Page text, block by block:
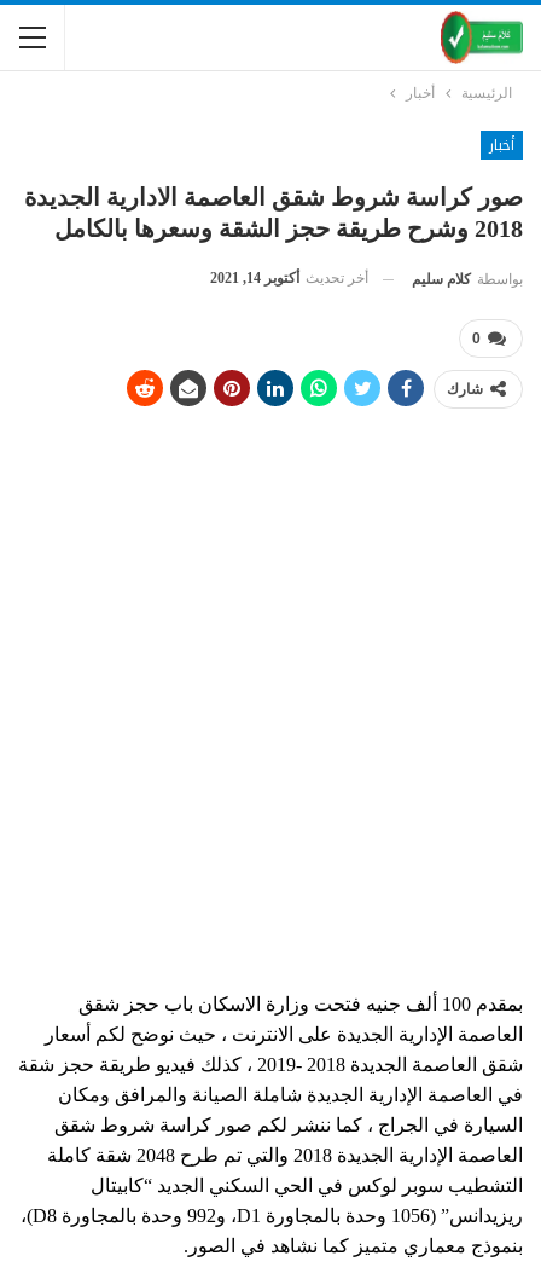
الرئيسية أخبار
أخبار
صور كراسة شروط شقق العاصمة الادارية الجديدة
2018 وشرح طريقة حجز الشقة وسعرها بالكامل
بواسطة كلام سليم أخر تحديث أكتوبر 14, 2021
0
شارك
بمقدم 100 ألف جنيه فتحت وزارة الاسكان باب حجز شقق
العاصمة الإدارية الجديدة على الانترنت ، حيث نوضح لكم أسعار
شقق العاصمة الجديدة 2018 -2019 ، كذلك فيديو طريقة حجز شقة
في العاصمة الإدارية الجديدة شاملة الصيانة والمرافق ومكان
السيارة في الجراج ، كما ننشر لكم صور كراسة شروط شقق
العاصمة الإدارية الجديدة 2018 والتي تم طرح 2048 شقة كاملة
التشطيب سوبر لوكس في الحي السكني الجديد “كابيتال
ريزيدانس” (1056 وحدة بالمجاورة D1، و992 وحدة بالمجاورة D8)،
بنموذج معماري متميز كما نشاهد في الصور.